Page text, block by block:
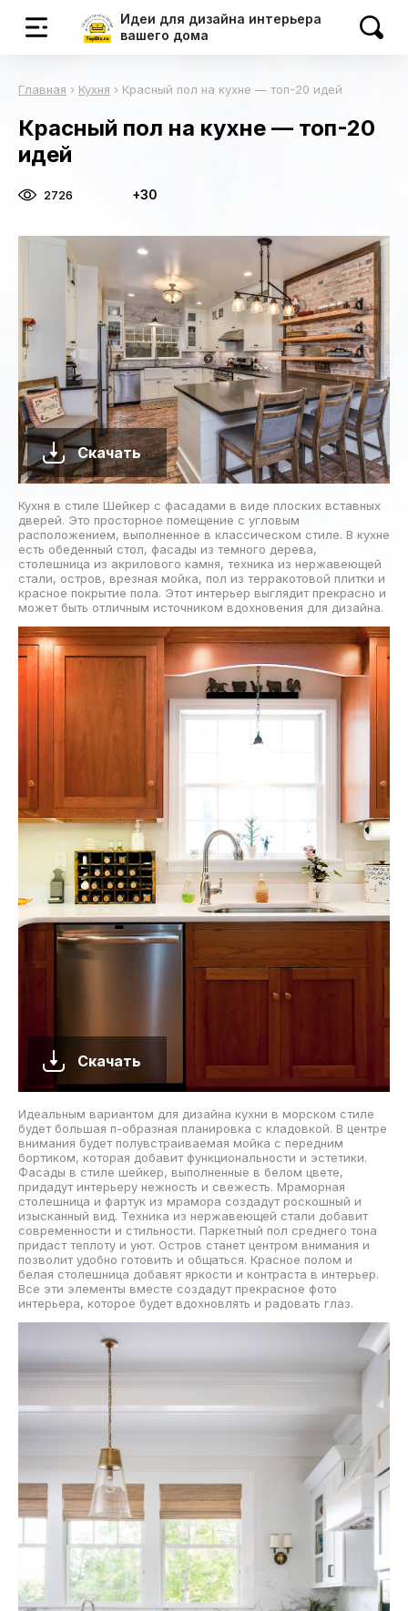
Идеи для дизайна интерьера
вашего дома
Главная › Кухня › Красный пол на кухне — топ-20 идей
Красный пол на кухне — топ-20
идей
2726 +30
Скачать
Кухня в стиле Шейкер с фасадами в виде плоских вставных
дверей. Это просторное помещение с угловым
расположением, выполненное в классическом стиле. В кухне
есть обеденный стол, фасады из темного дерева,
столешница из акрилового камня, техника из нержавеющей
стали, остров, врезная мойка, пол из терракотовой плитки и
красное покрытие пола. Этот интерьер выглядит прекрасно и
может быть отличным источником вдохновения для дизайна.
Скачать
Идеальным вариантом для дизайна кухни в морском стиле
будет большая п-образная планировка с кладовкой. В центре
внимания будет полувстраиваемая мойка с передним
бортиком, которая добавит функциональности и эстетики.
Фасады в стиле шейкер, выполненные в белом цвете,
придадут интерьеру нежность и свежесть. Мраморная
столешница и фартук из мрамора создадут роскошный и
изысканный вид. Техника из нержавеющей стали добавит
современности и стильности. Паркетный пол среднего тона
придаст теплоту и уют. Остров станет центром внимания и
позволит удобно готовить и общаться. Красное полом и
белая столешница добавят яркости и контраста в интерьер.
Все эти элементы вместе создадут прекрасное фото
интерьера, которое будет вдохновлять и радовать глаз.